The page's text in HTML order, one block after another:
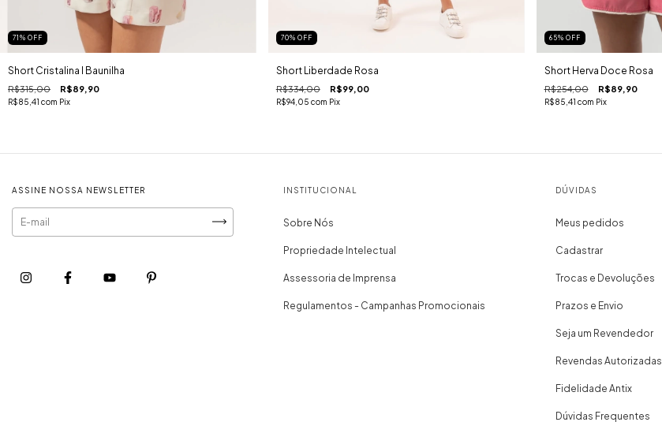
71 % OFF
Short Cristalina I Baunilha
R$315,00 R$89,90
R$85,41 com Pix
70% OFF
Short Liberdade Rosa
R$334,00 R$99,00
R$94,05 com Pix
65% OFF
Short Herva Doce Rosa
R$254,00 R$89,90
R$85,41 com Pix
ASSINE NOSSA NEWSLETTER INSTITUCIONAL
Sobre Nós
Propriedade Intelectual
Assessoria de Imprensa
Regulamentos - Campanhas Promocionais
DÚVIDAS
Meus pedidos
Cadastrar
Trocas e Devoluções
Prazos e Envio
Seja um Revendedor
Revendas Autorizadas
Fidelidade Antix
Dúvidas Frequentes